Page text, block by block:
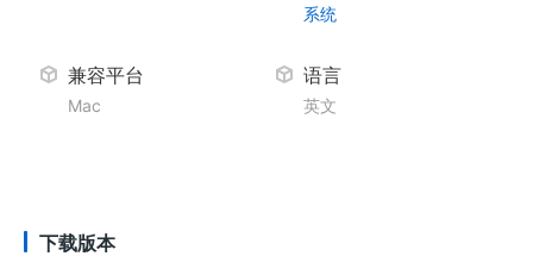
系统
兼容平台
Mac
语言
英文
下载版本